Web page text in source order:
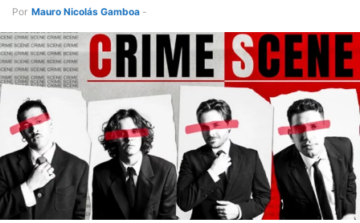
Por Mauro Nicolás Gamboa -